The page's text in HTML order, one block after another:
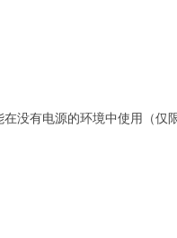
没有电源的环境中使用（仅